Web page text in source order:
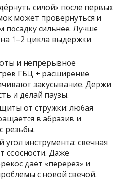
силой» после первых
может провернуться и
посадку сильнее. Лучше
1–2 цикла выдержки
и непрерывное
ГБЦ + расширение
закусывание. Держи
и делай паузы.
от стружки: любая
в абразив и
резьбы.
инструмента: свечная
соосности. Даже
даёт «перерез» и
с новой свечой.